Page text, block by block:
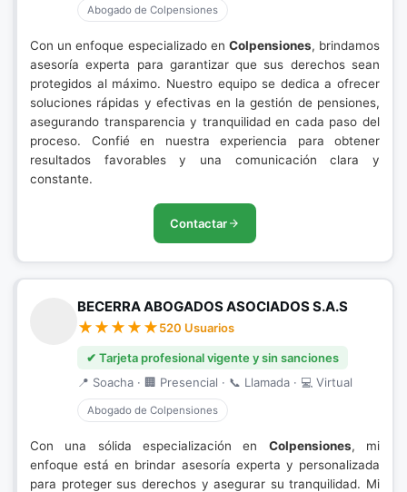
Abogado de Colpensiones
Con un enfoque especializado en Colpensiones, brindamos
asesoría experta para garantizar que sus derechos sean
protegidos al máximo. Nuestro equipo se dedica a ofrecer
soluciones rápidas y efectivas en la gestión de pensiones,
asegurando transparencia y tranquilidad en cada paso del
proceso. Confié en nuestra experiencia para obtener
resultados favorables y una comunicación clara y
constante.
Contactar
BECERRA ABOGADOS ASOCIADOS S.A.S
520 Usuarios
✔ Tarjeta profesional vigente y sin sanciones
📍 Soacha · 🏢 Presencial · 📞 Llamada · 💻 Virtual
Abogado de Colpensiones
Con una sólida especialización en Colpensiones, mi
enfoque está en brindar asesoría experta y personalizada
para proteger sus derechos y asegurar su tranquilidad. Mi